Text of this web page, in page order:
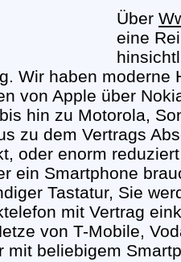
Über
eine
Wir haben moderne
von Apple über
hin zu Motorola,
zu dem Vertrags
oder enorm
ein Smartphone
Tastatur, Sie
mit Vertrag
von T-Mobile,
mit beliebigem